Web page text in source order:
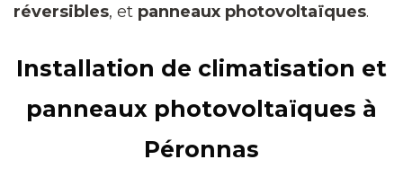
réversibles, et panneaux photovoltaïques.
Installation de climatisation et
panneaux photovoltaïques à
Péronnas